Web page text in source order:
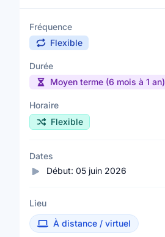
Fréquence
Flexible
Durée
Moyen terme (6 mois à 1 an)
Horaire
Flexible
Dates
Début: 05 juin 2026
Lieu
À distance / virtuel